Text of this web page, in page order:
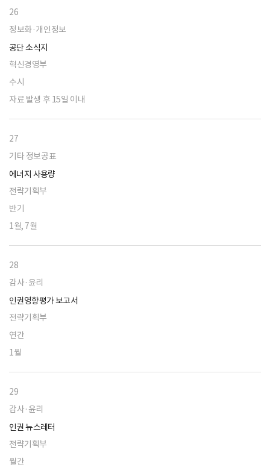
26
정보화·개인정보
공단 소식지
혁신경영부
수시
자료 발생 후 15일 이내
27
기타 정보공표
에너지 사용량
전략기획부
반기
1월, 7월
28
감사·윤리
인권영향평가 보고서
전략기획부
연간
1월
29
감사·윤리
인권 뉴스레터
전략기획부
월간